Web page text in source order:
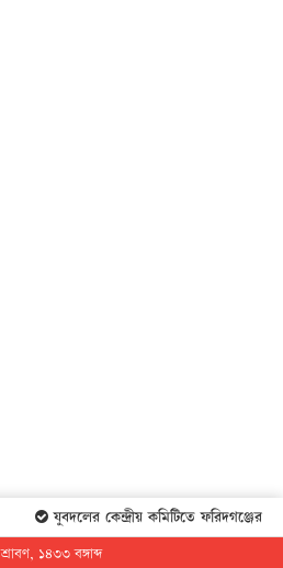
যুবদলের কেন্দ্রীয় কমিটিতে ফরিদগঞ্জের
১৪৩৩ বঙ্গাব্দ